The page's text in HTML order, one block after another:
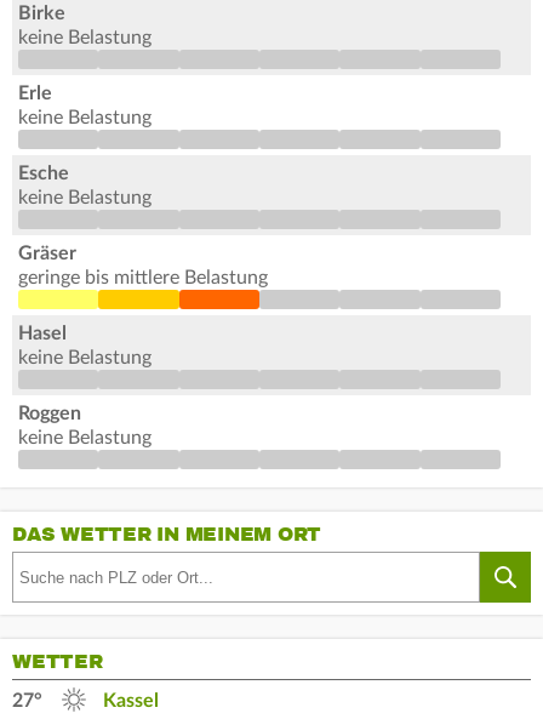
Birke
keine Belastung
Erle
keine Belastung
Esche
keine Belastung
Gräser
geringe bis mittlere Belastung
Hasel
keine Belastung
Roggen
keine Belastung
DAS WETTER IN MEINEM ORT
WETTER
27° Kassel